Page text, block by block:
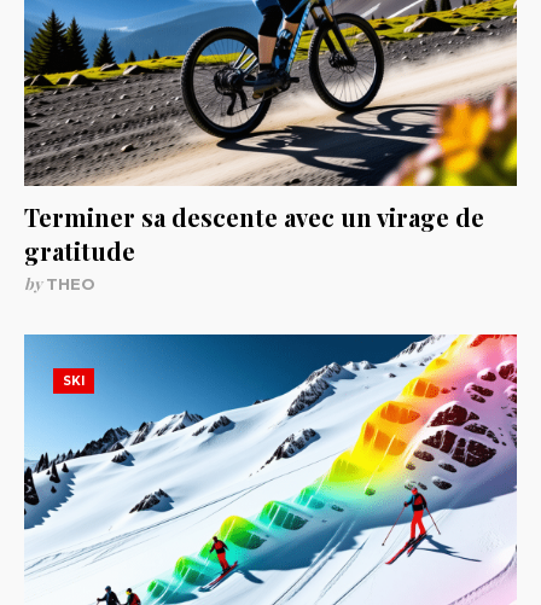
Terminer sa descente avec un virage de
gratitude
byTHEO
SKI